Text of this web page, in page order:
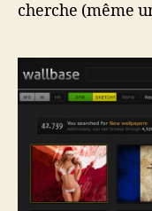
cherche (même